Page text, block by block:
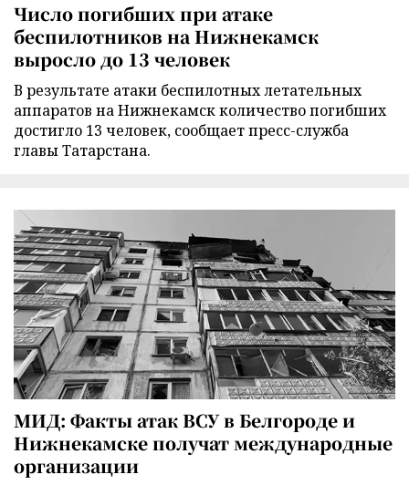
Число погибших при атаке
беспилотников на Нижнекамск
выросло до 13 человек
В результате атаки беспилотных летательных
аппаратов на Нижнекамск количество погибших
достигло 13 человек, сообщает пресс-служба
главы Татарстана.
МИД: Факты атак ВСУ в Белгороде и
Нижнекамске получат международные
организации